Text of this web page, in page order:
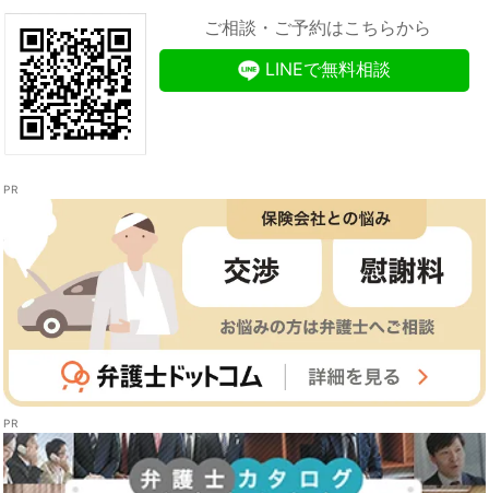
ご相談・ご予約はこちらから
LINEで無料相談